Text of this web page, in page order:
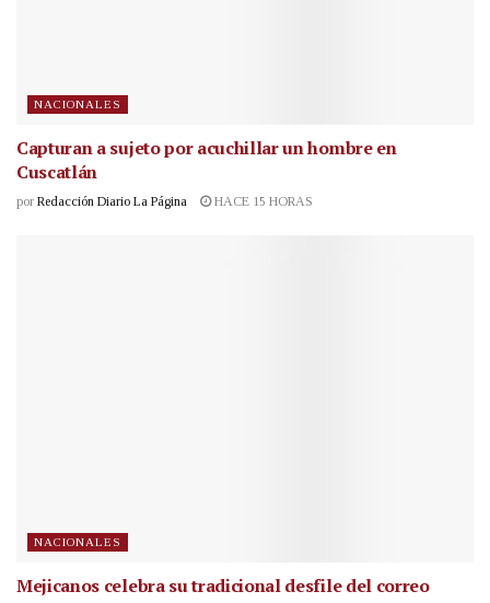
NACIONALES
Capturan a sujeto por acuchillar un hombre en
Cuscatlán
por Redacción Diario La Página HACE 15 HORAS
NACIONALES
Mejicanos celebra su tradicional desfile del correo